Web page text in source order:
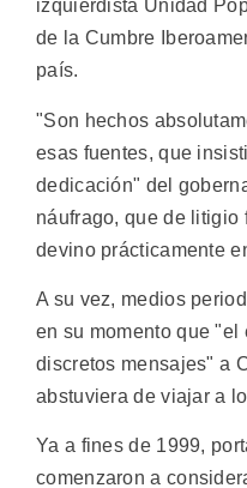
izquierdista Unidad
de la Cumbre
país.
"Son hechos
esas fuentes, que
dedicación" del
náufrago, que de litigio
devino prácticamente
A su vez, medios
en su momento que
discretos mensajes" a
abstuviera de viajar a
Ya a fines de 1999,
comenzaron a